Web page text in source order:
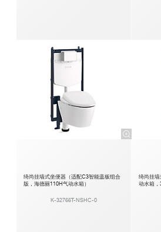
绮尚挂墙式坐便器（适配C3智能盖板组合
版，海德丽110H气动水箱）
K-32766T-NSHC-0
绮尚挂墙
动水箱，